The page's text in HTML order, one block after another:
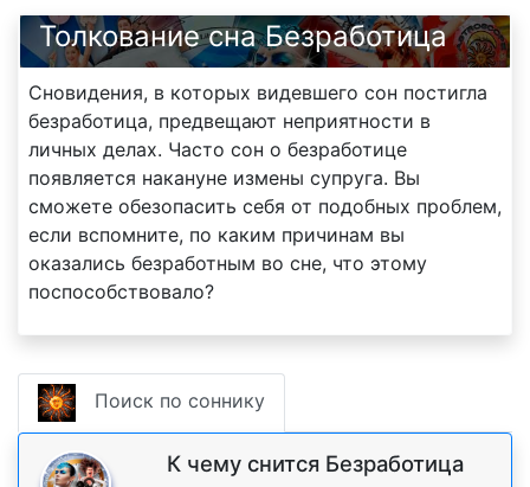
Толкование сна Безработица
Сновидения, в которых видевшего сон постигла
безработица, предвещают неприятности в
личных делах. Часто сон о безработице
появляется накануне измены супруга. Вы
сможете обезопасить себя от подобных проблем,
если вспомните, по каким причинам вы
оказались безработным во сне, что этому
поспособствовало?
Поиск по соннику
К чему снится Безработица